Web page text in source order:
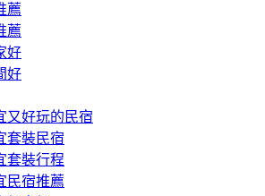
薦
薦
好
好
又好玩的民宿
套裝民宿
套裝行程
民宿推薦